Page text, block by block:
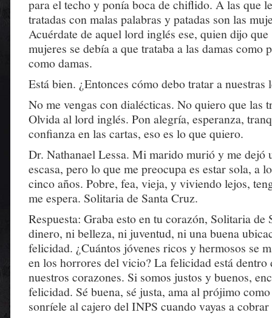
para el techo y ponía boca de chiflido. A las que
tratadas con malas palabras y patadas son las
Acuérdate de aquel lord inglés ese, quien dijo
mujeres se debía a que trataba a las damas como
como damas.
Está bien. ¿Entonces cómo debo tratar a nuestras
No me vengas con dialécticas. No quiero que las
Olvida al lord inglés. Pon alegría, esperanza,
confianza en las cartas, eso es lo que quiero.
Dr. Nathanael Lessa. Mi marido murió y me dejó
escasa, pero lo que me preocupa es estar sola, a
cinco años. Pobre, fea, vieja, y viviendo lejos,
me espera. Solitaria de Santa Cruz.
Respuesta: Graba esto en tu corazón, Solitaria de
dinero, ni belleza, ni juventud, ni una buena
felicidad. ¿Cuántos jóvenes ricos y hermosos se
en los horrores del vicio? La felicidad está dentro
nuestros corazones. Si somos justos y buenos,
felicidad. Sé buena, sé justa, ama al prójimo
sonríele al cajero del INPS cuando vayas a